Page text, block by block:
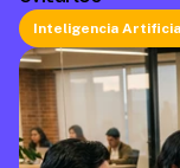
Inteligencia